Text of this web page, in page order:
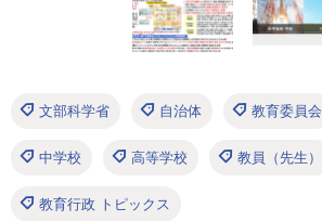
文部科学省 自治体 教育委員会
中学校 高等学校 教員（先生）
教育行政 トピックス